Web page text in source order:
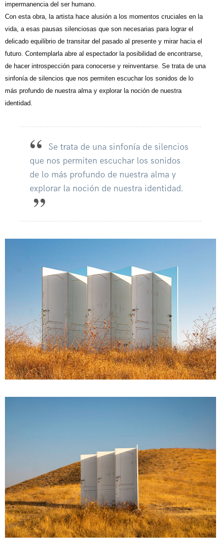
impermanencia del ser humano.
Con esta obra, la artista hace alusión a los momentos cruciales en la
vida, a esas pausas silenciosas que son necesarias para lograr el
delicado equilibrio de transitar del pasado al presente y mirar hacia el
futuro. Contemplarla abre al espectador la posibilidad de encontrarse,
de hacer introspección para conocerse y reinventarse. Se trata de una
sinfonía de silencios que nos permiten escuchar los sonidos de lo
más profundo de nuestra alma y explorar la noción de nuestra
identidad.
Se trata de una sinfonía de silencios
que nos permiten escuchar los sonidos
de lo más profundo de nuestra alma y
explorar la noción de nuestra identidad.